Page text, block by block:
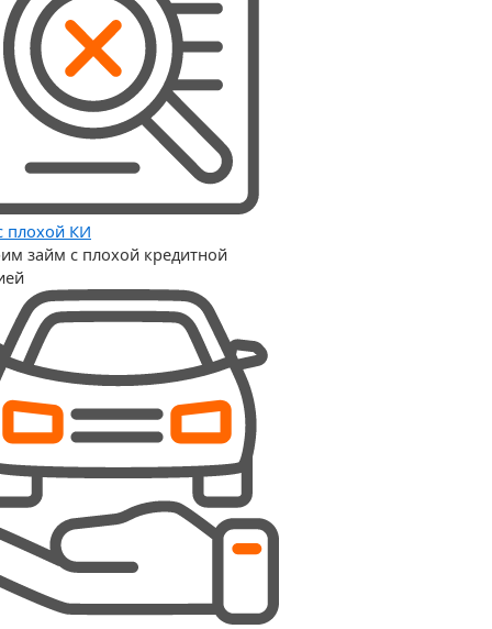
плохой КИ
займ с плохой кредитной